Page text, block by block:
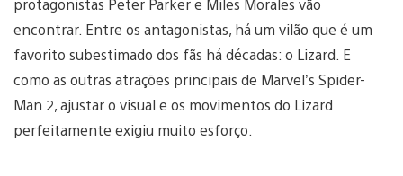
encontrar. Entre os antagonistas, há um vilão que é um
favorito subestimado dos fãs há décadas: o Lizard. E
como as outras atrações principais de Marvel’s Spider-
Man 2, ajustar o visual e os movimentos do Lizard
perfeitamente exigiu muito esforço.